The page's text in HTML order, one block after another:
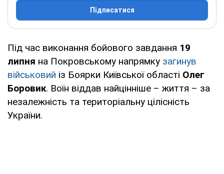
Підписатися
Під час виконання бойового завдання 19
липня на Покровському напрямку загинув
військовий із Боярки Київської області Олег
Боровик. Воїн віддав найцінніше – життя – за
незалежність та територіальну цілісність
України.